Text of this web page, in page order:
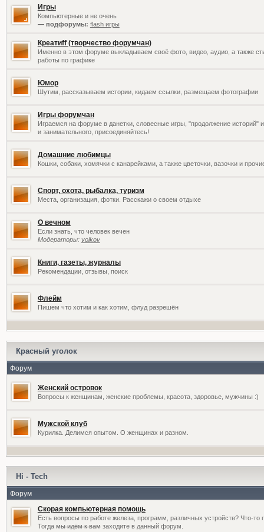
Игры
Компьютерные и не очень
— подфорумы: flash игры
Креатиff (творчество форумчан)
Именно в этом форуме выкладываем своё фото, видео, аудио, а также
работы по графике
Юмор
Шутим, рассказываем истории, кидаем ссылки, размещаем фотографии
Игры форумчан
Играемся на форуме в данетки, словесные игры, "продолжение историй"
и занимательного, присоединяйтесь!
Домашние любимцы
Кошки, собаки, хомячки с канарейками, а также цветочки, вазочки и
Спорт, охота, рыбалка, туризм
Места, организация, фотки. Расскажи о своем отдыхе
О вечном
Если знать, что человек вечен
Модераторы: volkov
Книги, газеты, журналы
Рекомендации, отзывы, поиск
Флейм
Пишем что хотим и как хотим, флуд разрешён
Красный уголок
Форум
Женский островок
Вопросы к женщинам, женские проблемы, красота, здоровье, мужчины :)
Мужской клуб
Курилка. Делимся опытом. О женщинах и разном.
Hi - Tech
Форум
Скорая компьютерная помощь
Есть вопросы по работе железа, программ, различных устройств? Что-то
Тогдамы идём к вамзаходите в данный форум.